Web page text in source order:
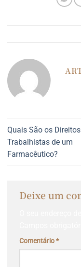
Quais São os Direitos
Trabalhistas de um
Farmacêutico?
Deixe um
Comentário*